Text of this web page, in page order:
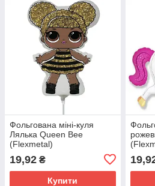
Фольгована міні-куля
Лялька Queen Bee
(Flexmetal)
19,92 ₴
Купити